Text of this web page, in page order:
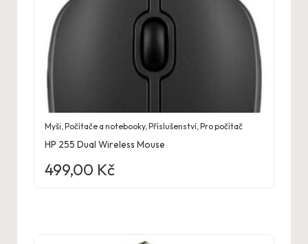
Myši,Počítače a notebooky,Příslušenství,Pro počítač
HP 255 Dual Wireless Mouse
499,00 Kč